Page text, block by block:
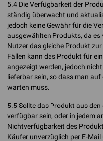
5.4 Die Verfügbarkeit der
ständig überwacht und
jedoch keine Gewähr für die
ausgewählten Produkts, da es
Nutzer das gleiche Produkt
Fällen kann das Produkt für
angezeigt werden, jedoch
lieferbar sein, so dass man
warten muss.
5.5 Sollte das Produkt aus
verfügbar sein, oder in jedem
Nichtverfügbarkeit des
Käufer unverzüglich per E-